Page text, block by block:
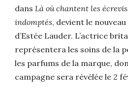
dans Là où chantent les
indomptés, devient le
d’Estée Lauder. L’actrice
représentera les soins de la
les parfums de la marque,
campagne sera révélée le 2